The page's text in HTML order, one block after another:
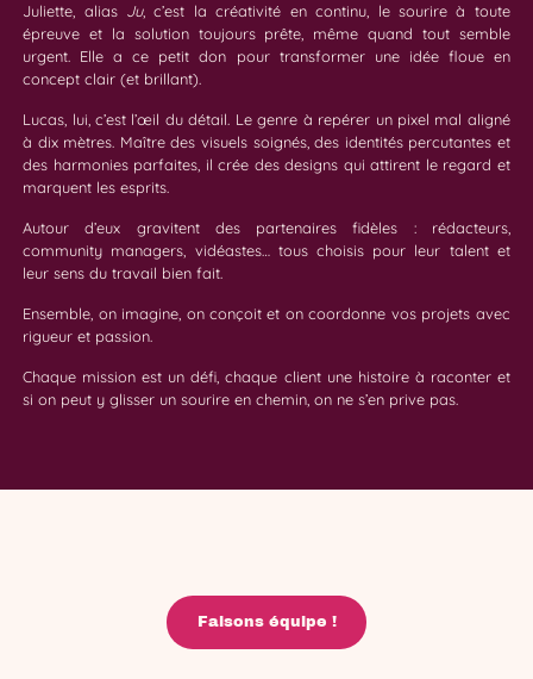
Juliette, alias Ju, c’est la créativité en continu, le sourire à toute
épreuve et la solution toujours prête, même quand tout semble
urgent. Elle a ce petit don pour transformer une idée floue en
concept clair (et brillant).
Lucas, lui, c’est l’œil du détail. Le genre à repérer un pixel mal aligné
à dix mètres. Maître des visuels soignés, des identités percutantes et
des harmonies parfaites, il crée des designs qui attirent le regard et
marquent les esprits.
Autour d’eux gravitent des partenaires fidèles : rédacteurs,
community managers, vidéastes… tous choisis pour leur talent et
leur sens du travail bien fait.
Ensemble, on imagine, on conçoit et on coordonne vos projets avec
rigueur et passion.
Chaque mission est un défi, chaque client une histoire à raconter et
si on peut y glisser un sourire en chemin, on ne s’en prive pas.
Faisons équipe !